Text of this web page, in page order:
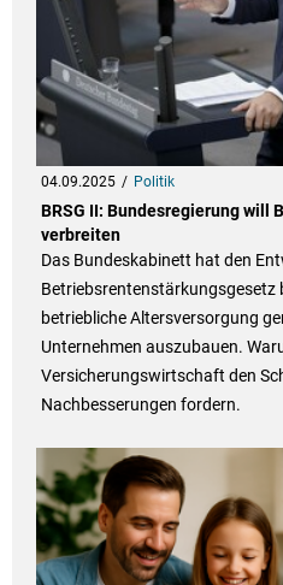
04.09.2025 Politik
BRSG II: Bundesregierung will
verbreiten
Das Bundeskabinett hat den
Betriebsrentenstärkungsgesetz
betriebliche Altersversorgung
Unternehmen auszubauen.
Versicherungswirtschaft den
Nachbesserungen fordern.